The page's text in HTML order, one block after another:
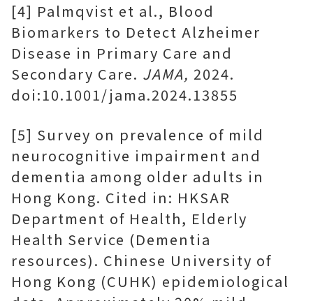
[4] Palmqvist et al., Blood
Biomarkers to Detect Alzheimer
Disease in Primary Care and
Secondary Care. JAMA, 2024.
doi:10.1001/jama.2024.13855
[5] Survey on prevalence of mild
neurocognitive impairment and
dementia among older adults in
Hong Kong. Cited in: HKSAR
Department of Health, Elderly
Health Service (Dementia
resources). Chinese University of
Hong Kong (CUHK) epidemiological